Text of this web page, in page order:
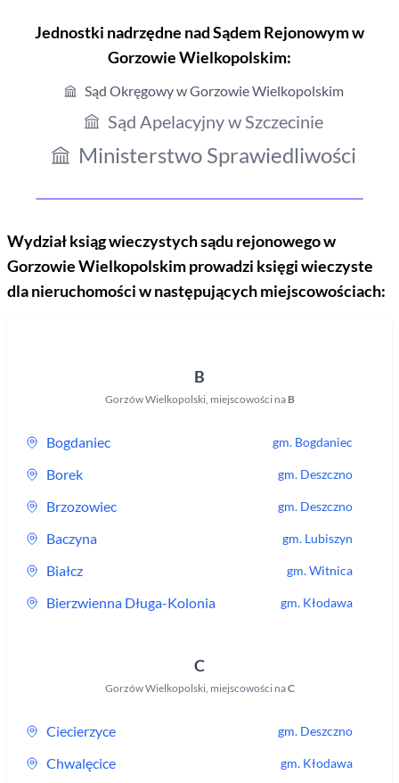
Jednostki nadrzędne nad Sądem Rejonowymw
Gorzowie Wielkopolskim:
Sąd Okręgowy w Gorzowie Wielkopolskim
Sąd Apelacyjny w Szczecinie
Ministerstwo Sprawiedliwości
Wydział ksiąg wieczystych sądu rejonowegow
Gorzowie Wielkopolskimprowadzi księgi wieczyste
dla nieruchomości w następujących miejscowościach:
B
Gorzów Wielkopolski, miejscowości na B
Bogdaniec gm. Bogdaniec
Borek gm. Deszczno
Brzozowiec gm. Deszczno
Baczyna gm. Lubiszyn
Białcz gm.Witnica
Bierzwienna Długa-Kolonia gm. Kłodawa
C
Gorzów Wielkopolski, miejscowości naC
Ciecierzyce gm. Deszczno
Chwalęcice gm. Kłodawa